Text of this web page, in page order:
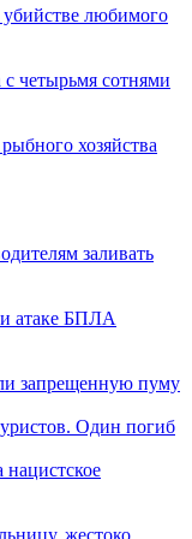
любимого
четырьмя сотнями
хозяйства
заливать
атаке БПЛА
запрещенную пуму
Один погиб
жестоко